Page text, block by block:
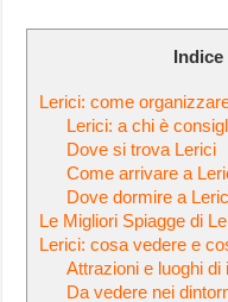
Indice
Lerici: come
Lerici: a chi è
Dove si trova Lerici
Come arrivare a
Dove dormire a
Le Migliori Spiagge di
Lerici: cosa vedere e
Attrazioni e luoghi
Da vedere nei